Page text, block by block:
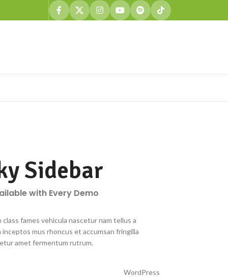
Sidebar
with Every Demo
class fames vehicula nascetur nam tellus a
mus rhoncus et accumsan fringilla
amet fermentum rutrum.
WordPress